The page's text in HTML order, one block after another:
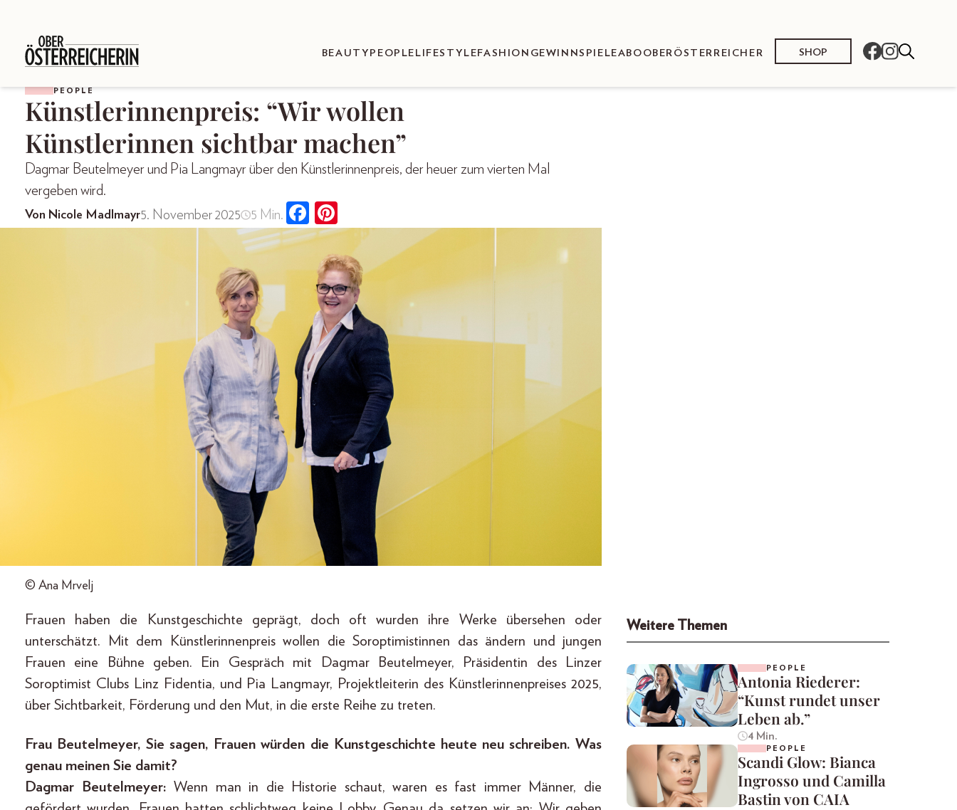
BEAUTY PEOPLE LIFESTYLEFASHION GEWINNSPIELEABO OBERÖSTERREICHER SHOP
PEOPLE
Künstlerinnenpreis: “Wir wollen
Künstlerinnen sichtbar machen”
Dagmar Beutelmeyer und Pia Langmayr über den Künstlerinnenpreis, der heuer zum vierten Mal
vergeben wird.
Von Nicole Madlmayr5. November 2025 5 Min.
© Ana Mrvelj
Frauen haben die Kunstgeschichte geprägt, doch oft wurden ihre Werke übersehen oder
unterschätzt. Mit dem Künstlerinnenpreis wollen die Soroptimistinnen das ändern und jungen
Frauen eine Bühne geben. Ein Gespräch mit Dagmar Beutelmeyer, Präsidentin des Linzer
Soroptimist Clubs Linz Fidentia, und Pia Langmayr, Projektleiterin des Künstlerinnenpreises 2025,
über Sichtbarkeit, Förderung und den Mut, in die erste Reihe zu treten.
Frau Beutelmeyer, Sie sagen, Frauen würden die Kunstgeschichte heute neu schreiben. Was
genau meinen Sie damit?
Dagmar Beutelmeyer:Wenn man in die Historie schaut, waren es fast immer Männer, die
Weitere Themen
PEOPLE
Antonia Riederer:
“Kunst rundet unser
Leben ab.”
4 Min.
PEOPLE
Scandi Glow: Bianca
Ingrosso und Camilla
Bastin von CAIA